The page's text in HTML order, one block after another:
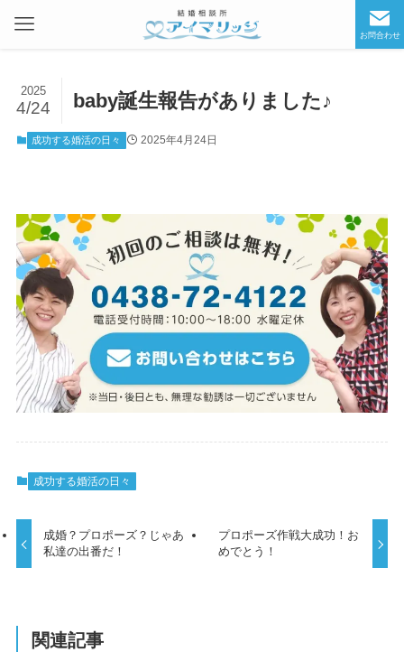
お問合わせ
baby誕生報告がありました♪
2025
4/24
成功する婚活の日々 2025年4月24日
成功する婚活の日々
成婚？プロポーズ？じゃあ
私達の出番だ！
プロポーズ作戦大成功！お
めでとう！
関連記事